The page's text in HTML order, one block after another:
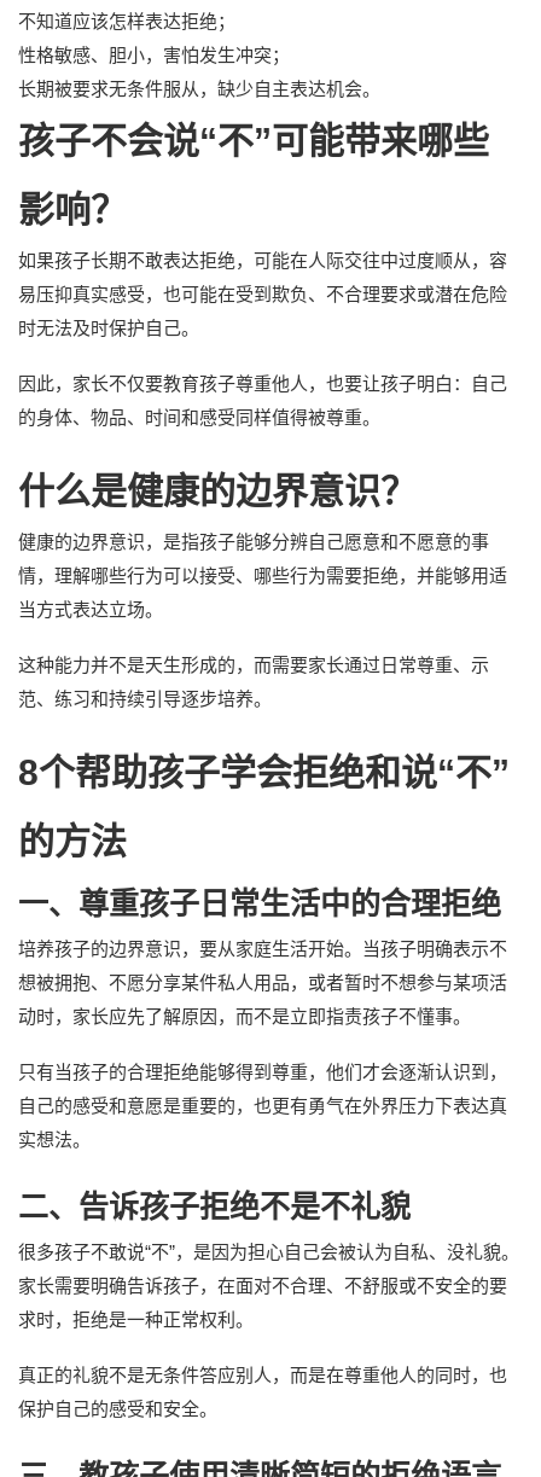
不知道应该怎样表达拒绝；
性格敏感、胆小，害怕发生冲突；
长期被要求无条件服从，缺少自主表达机会。
孩子不会说“不”可能带来哪些
影响？
如果孩子长期不敢表达拒绝，可能在人际交往中过度顺从，容
易压抑真实感受，也可能在受到欺负、不合理要求或潜在危险
时无法及时保护自己。
因此，家长不仅要教育孩子尊重他人，也要让孩子明白：自己
的身体、物品、时间和感受同样值得被尊重。
什么是健康的边界意识？
健康的边界意识，是指孩子能够分辨自己愿意和不愿意的事
情，理解哪些行为可以接受、哪些行为需要拒绝，并能够用适
当方式表达立场。
这种能力并不是天生形成的，而需要家长通过日常尊重、示
范、练习和持续引导逐步培养。
8个帮助孩子学会拒绝和说“不”
的方法
一、尊重孩子日常生活中的合理拒绝
培养孩子的边界意识，要从家庭生活开始。当孩子明确表示不
想被拥抱、不愿分享某件私人用品，或者暂时不想参与某项活
动时，家长应先了解原因，而不是立即指责孩子不懂事。
只有当孩子的合理拒绝能够得到尊重，他们才会逐渐认识到，
自己的感受和意愿是重要的，也更有勇气在外界压力下表达真
实想法。
二、告诉孩子拒绝不是不礼貌
很多孩子不敢说“不”，是因为担心自己会被认为自私、没礼貌。
家长需要明确告诉孩子，在面对不合理、不舒服或不安全的要
求时，拒绝是一种正常权利。
真正的礼貌不是无条件答应别人，而是在尊重他人的同时，也
保护自己的感受和安全。